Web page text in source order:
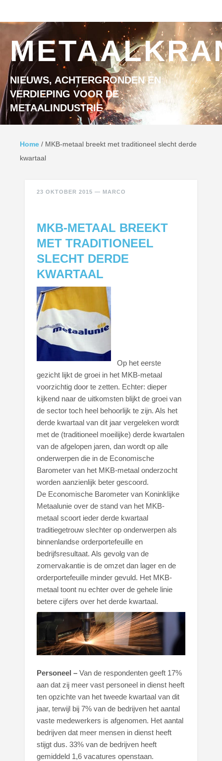
NIEUWS, ACHTERGRONDEN EN
VERDIEPING VOOR DE
METAALINDUSTRIE
Home / MKB-metaal breekt met traditioneel slecht derde
kwartaal
23 OKTOBER 2015 — MARCO
MKB-METAAL BREEKT
MET TRADITIONEEL
SLECHT DERDE
KWARTAAL
Op het eerste
gezicht lijkt de groei in het MKB-metaal
voorzichtig door te zetten. Echter: dieper
kijkend naar de uitkomsten blijkt de groei van
de sector toch heel behoorlijk te zijn. Als het
derde kwartaal van dit jaar vergeleken wordt
met de (traditioneel moeilijke) derde kwartalen
van de afgelopen jaren, dan wordt op alle
onderwerpen die in de Economische
Barometer van het MKB-metaal onderzocht
worden aanzienlijk beter gescoord.
De Economische Barometer van Koninklijke
Metaalunie over de stand van het MKB-
metaal scoort ieder derde kwartaal
traditiegetrouw slechter op onderwerpen als
binnenlandse orderportefeuille en
bedrijfsresultaat. Als gevolg van de
zomervakantie is de omzet dan lager en de
orderportefeuille minder gevuld. Het MKB-
metaal toont nu echter over de gehele linie
betere cijfers over het derde kwartaal.
Personeel – Van de respondenten geeft 17%
aan dat zij meer vast personeel in dienst heeft
ten opzichte van het tweede kwartaal van dit
jaar, terwijl bij 7% van de bedrijven het aantal
vaste medewerkers is afgenomen. Het aantal
bedrijven dat meer mensen in dienst heeft
stijgt dus. 33% van de bedrijven heeft
gemiddeld 1,6 vacatures openstaan.